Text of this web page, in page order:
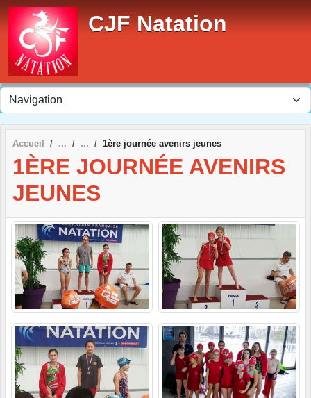
CJF Natation
Accueil 1ère journée avenirs jeunes
1ÈRE JOURNÉE AVENIRS
JEUNES
Panneau de gestion des cookies